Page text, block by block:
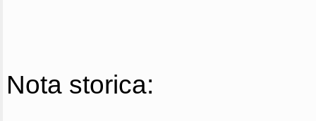
Nota storica: